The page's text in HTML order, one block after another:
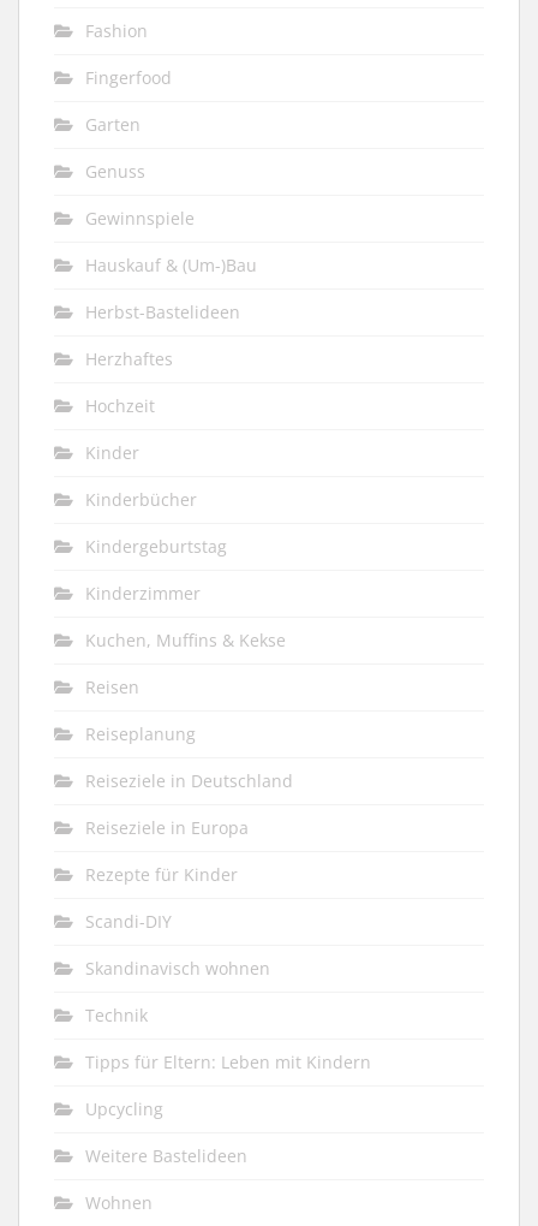
Fashion
Fingerfood
Garten
Genuss
Gewinnspiele
Hauskauf & (Um-)Bau
Herbst-Bastelideen
Herzhaftes
Hochzeit
Kinder
Kinderbücher
Kindergeburtstag
Kinderzimmer
Kuchen, Muffins & Kekse
Reisen
Reiseplanung
Reiseziele in Deutschland
Reiseziele in Europa
Rezepte für Kinder
Scandi-DIY
Skandinavisch wohnen
Technik
Tipps für Eltern: Leben mit Kindern
Upcycling
Weitere Bastelideen
Wohnen